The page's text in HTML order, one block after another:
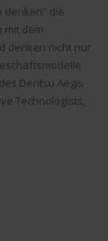
denken“ die
mit dem
denken nicht nur
Dentsu Aegis
Technologists,